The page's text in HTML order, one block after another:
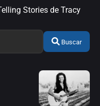
Stories de Tracy
Buscar